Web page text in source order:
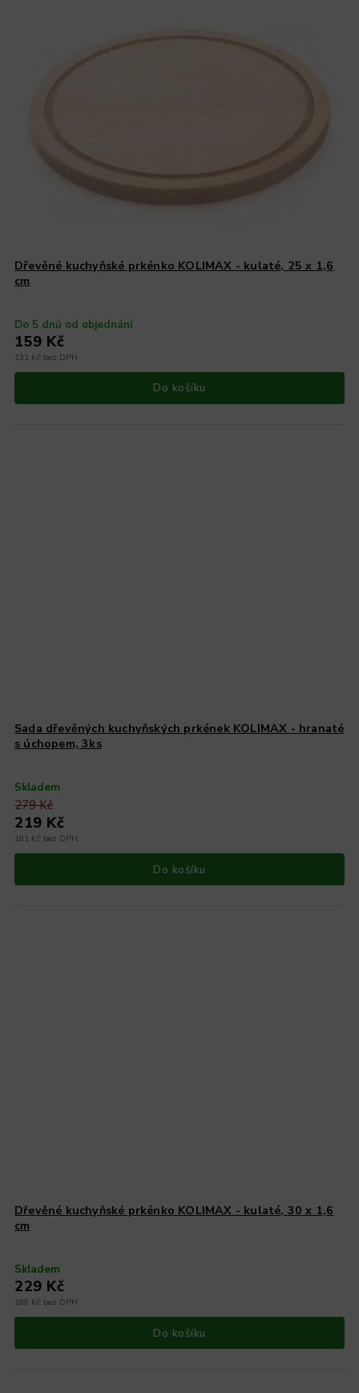
Dřevěné kuchyňské prkénko KOLIMAX - kulaté, 25 x 1,6
cm
Do 5 dnů od objednání
131 Kč bez DPH
159 Kč
Do košíku
Sada dřevěných kuchyňských prkének KOLIMAX - hranaté
s úchopem, 3ks
Skladem
181 Kč bez DPH
279 Kč
219 Kč
Do košíku
Dřevěné kuchyňské prkénko KOLIMAX - kulaté, 30 x 1,6
cm
Skladem
189 Kč bez DPH
229 Kč
Do košíku